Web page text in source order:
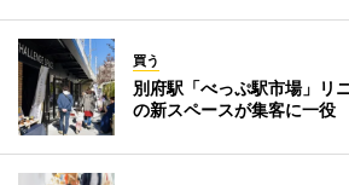
買う
別府駅「べっぷ駅市場」
の新スペースが集客に一役